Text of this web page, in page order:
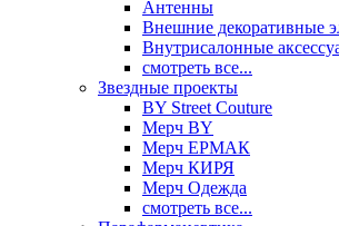
Антенны
Внешние декоративные
Внутрисалонные
смотреть все...
Звездные проекты
BY Street Couture
Мерч BY
Мерч ЕРМАК
Мерч КИРЯ
Мерч Одежда
смотреть все...